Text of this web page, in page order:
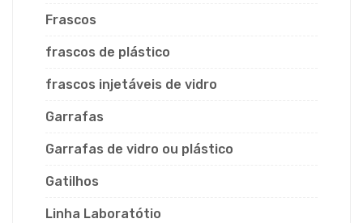
Frascos
frascos de plástico
frascos injetáveis de vidro
Garrafas
Garrafas de vidro ou plástico
Gatilhos
Linha Laboratótio